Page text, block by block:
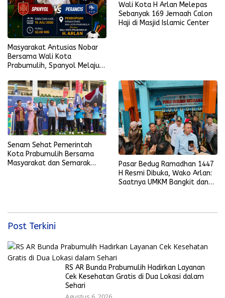
Masyarakat Antusias Nobar
Bersama Wali Kota
Prabumulih, Spanyol Melaju
Wali Kota H Arlan Melepas
Sebanyak 169 Jemaah Calon
Haji di Masjid Islamic Center
Senam Sehat Pemerintah
Kota Prabumulih Bersama
Masyarakat dan Semarak
Pasar Bedug Ramadhan 1447
H Resmi Dibuka, Wako Arlan:
Saatnya UMKM Bangkit dan
Post Terkini
RS AR Bunda Prabumulih Hadirkan Layanan
Cek Kesehatan Gratis di Dua Lokasi dalam
Sehari